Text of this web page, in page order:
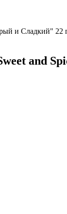
и Сладкий" 22
and